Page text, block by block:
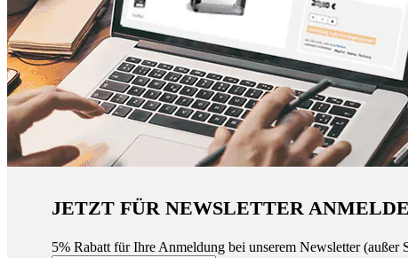
JETZT FÜR NEWSLETTER
5% Rabatt für Ihre Anmeldung bei unserem Newsletter